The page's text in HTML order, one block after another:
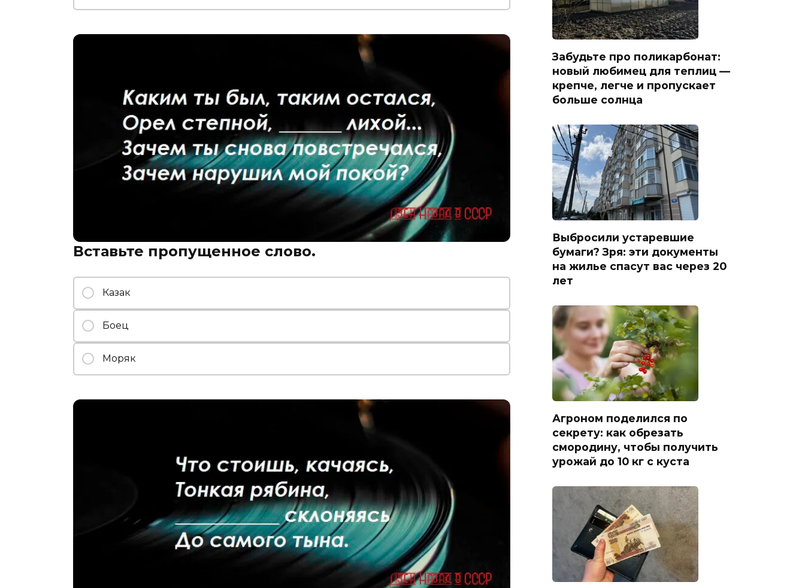
Вставьте пропущенное слово.
Казак
Боец
Моряк
Забудьте про поликарбонат:
новый любимец для теплиц —
крепче, легче и пропускает
больше солнца
Выбросили устаревшие
бумаги? Зря: эти документы
на жилье спасут вас через 20
лет
Агроном поделился по
секрету: как обрезать
смородину, чтобы получить
урожай до 10 кг с куста